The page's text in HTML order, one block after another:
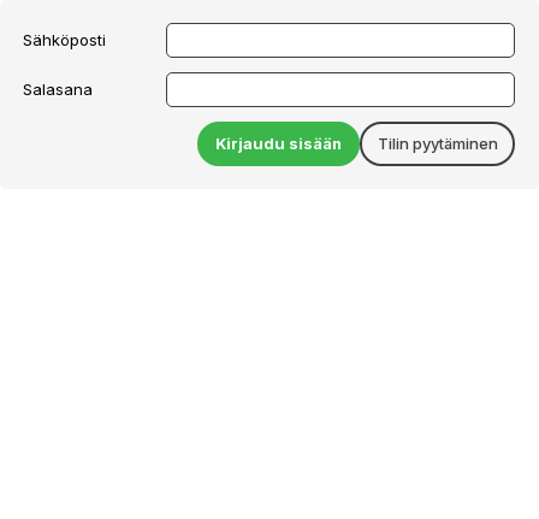
Sähköposti
Salasana
Kirjaudu sisään Tilin pyytäminen